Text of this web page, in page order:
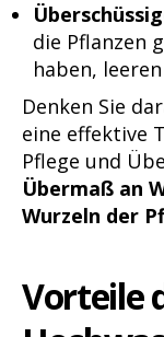
die Pflanzen
haben,
Denken Sie
eine effektive
Pflege und
Übermaß an
Wurzeln der
Vorteile